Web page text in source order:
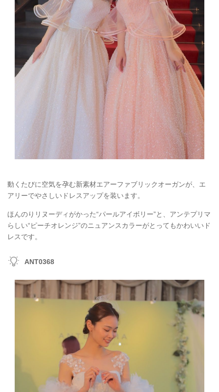
動くたびに空気を孕む新素材エアーファブリックオーガンが、エ
アリーでやさしいドレスアップを装います。
ほんのりリヌーディがかった“パールアイボリー”と、アンテプリマ
らしい“ピーチオレンジ”のニュアンスカラーがとってもかわいいド
レスです。
ANT0368